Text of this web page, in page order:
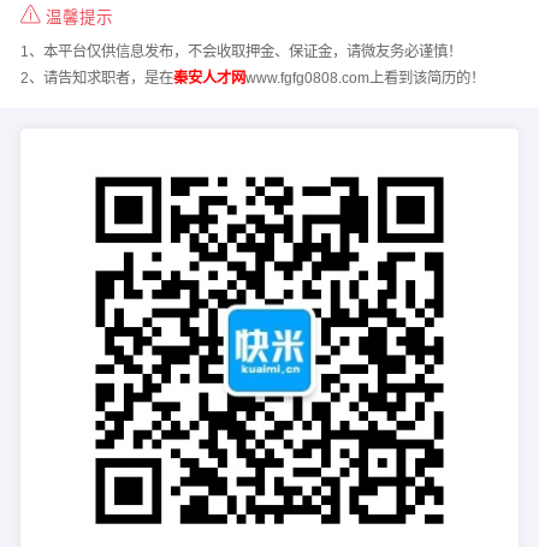
温馨提示
1、本平台仅供信息发布，不会收取押金、保证金，请微友务必谨慎！
2、请告知求职者，是在秦安人才网www.fgfg0808.com上看到该简历的！